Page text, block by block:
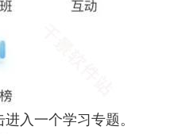
入一个学习专题。